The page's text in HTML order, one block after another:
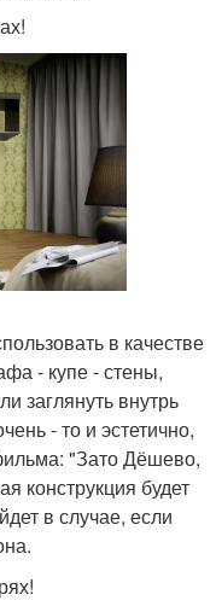
в качестве
- купе - стены,
заглянуть внутрь
- то и эстетично,
"Зато Дёшево,
конструкция будет
в случае, если